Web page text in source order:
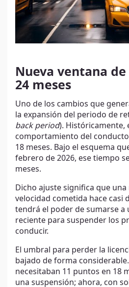
Nueva ventana
24 meses
Uno de los cambios que
la expansión del periodo de
back period). Históricamente,
comportamiento del
18 meses. Bajo el esquema
febrero de 2026, ese tiempo
meses.
Dicho ajuste significa que
velocidad cometida hace casi
tendrá el poder de sumarse a
reciente para suspender los
conducir.
El umbral para perder la
bajado de forma
necesitaban 11 puntos en 18
una suspensión; ahora, con